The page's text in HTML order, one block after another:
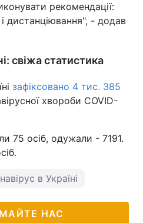
рекомендації:
дистанціювання", - додав
свіжа статистика
зафіксовано 4 тис. 385
хвороби COVID-
75 осіб, одужали - 7191.
в Україні
НАС